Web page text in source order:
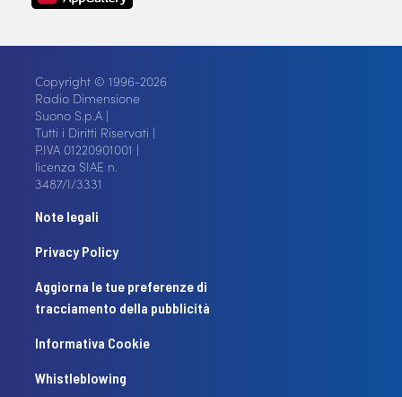
Copyright © 1996-2026
Radio Dimensione
Suono S.p.A |
Tutti i Diritti Riservati |
P.IVA 01220901001 |
licenza SIAE n.
3487/I/3331
Note legali
Privacy Policy
Aggiorna le tue preferenze di
tracciamento della pubblicità
Informativa Cookie
Whistleblowing